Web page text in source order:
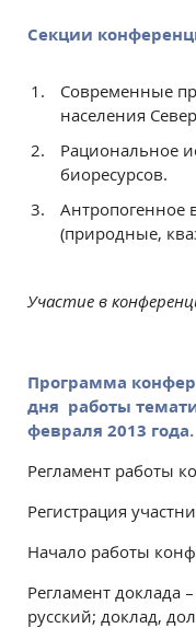
Секции
Современные
населения
Рациональное
биоресурсов.
Антропогенное
(природные,
Участие в
Программа
дня работы
февраля 2013 года.
Регламент работы
Регистрация
Начало работы
Регламент доклада
русский; доклад,